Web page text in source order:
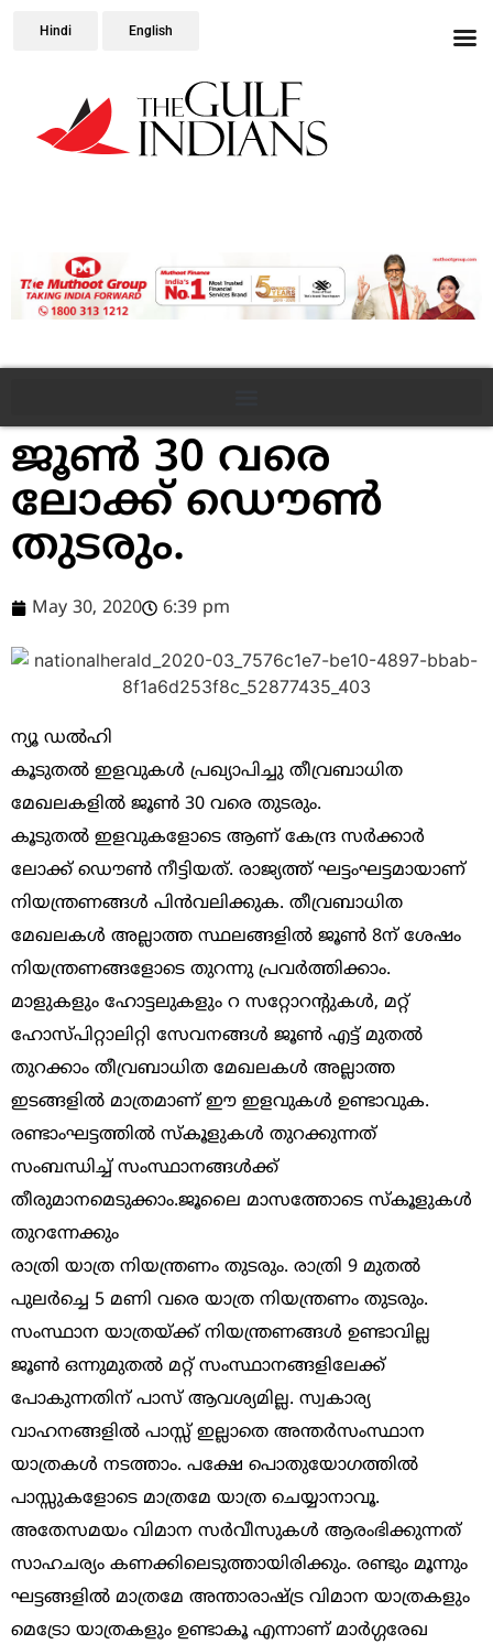
Hindi English
ജൂൺ 30 വരെ
ലോക്ക് ഡൌൺ
തുടരും.
May 30, 2020 6:39 pm
ന്യൂ ഡൽഹി
കൂടുതൽ ഇളവുകൾ പ്രഖ്യാപിച്ചു തീവ്രബാധിത
മേഖലകളിൽ ജൂൺ 30 വരെ തുടരും.
കൂടുതൽ ഇളവുകളോടെ ആണ് കേന്ദ്ര സർക്കാർ
ലോക്ക് ഡൌൺ നീട്ടിയത്. രാജ്യത്ത് ഘട്ടംഘട്ടമായാണ്
നിയന്ത്രണങ്ങൾ പിൻവലിക്കുക. തീവ്രബാധിത
മേഖലകൾ അല്ലാത്ത സ്ഥലങ്ങളിൽ ജൂൺ 8ന് ശേഷം
നിയന്ത്രണങ്ങളോടെ തുറന്നു പ്രവർത്തിക്കാം.
മാളുകളും ഹോട്ടലുകളും റ സറ്റോറന്റുകൾ, മറ്റ്
ഹോസ്പിറ്റാലിറ്റി സേവനങ്ങൾ ജൂൺ എട്ട് മുതൽ
തുറക്കാം തീവ്രബാധിത മേഖലകൾ അല്ലാത്ത
ഇടങ്ങളിൽ മാത്രമാണ് ഈ ഇളവുകൾ ഉണ്ടാവുക.
രണ്ടാംഘട്ടത്തിൽ സ്കൂളുകൾ തുറക്കുന്നത്
സംബന്ധിച്ച് സംസ്ഥാനങ്ങൾക്ക്
തീരുമാനമെടുക്കാം.ജൂലൈ മാസത്തോടെ സ്കൂളുകൾ
തുറന്നേക്കും
രാത്രി യാത്ര നിയന്ത്രണം തുടരും. രാത്രി 9 മുതൽ
പുലർച്ചെ 5 മണി വരെ യാത്ര നിയന്ത്രണം തുടരും.
സംസ്ഥാന യാത്രയ്ക്ക് നിയന്ത്രണങ്ങൾ ഉണ്ടാവില്ല
ജൂൺ ഒന്നുമുതൽ മറ്റ് സംസ്ഥാനങ്ങളിലേക്ക്
പോകുന്നതിന് പാസ് ആവശ്യമില്ല. സ്വകാര്യ
വാഹനങ്ങളിൽ പാസ്സ് ഇല്ലാതെ അന്തർസംസ്ഥാന
യാത്രകൾ നടത്താം. പക്ഷേ പൊതുയോഗത്തിൽ
പാസ്സുകളോടെ മാത്രമേ യാത്ര ചെയ്യാനാവൂ.
അതേസമയം വിമാന സർവീസുകൾ ആരംഭിക്കുന്നത്
സാഹചര്യം കണക്കിലെടുത്തായിരിക്കും. രണ്ടും മൂന്നും
ഘട്ടങ്ങളിൽ മാത്രമേ അന്താരാഷ്ട്ര വിമാന യാത്രകളും
മെട്രോ യാത്രകളും ഉണ്ടാകൂ എന്നാണ് മാർഗ്ഗരേഖ